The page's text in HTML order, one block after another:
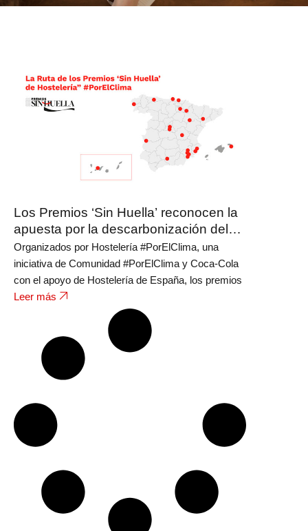
Los Premios ‘Sin Huella’ reconocen la
apuesta por la descarbonización del
sector de hostelería
Organizados por Hostelería #PorElClima, una
iniciativa de Comunidad #PorElClima y Coca-Cola
con el apoyo de Hostelería de España, los premios
Leer más